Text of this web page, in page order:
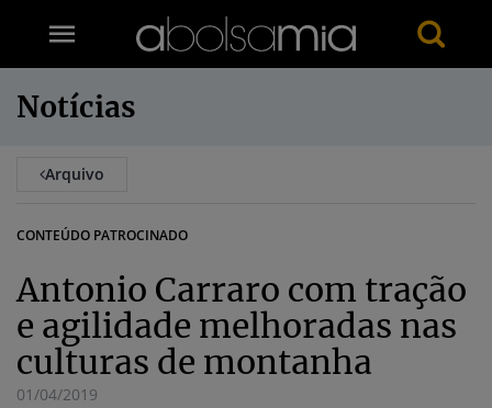
Notícias
Arquivo
CONTEÚDO PATROCINADO
Antonio Carraro com tração
e agilidade melhoradas nas
culturas de montanha
01/04/2019